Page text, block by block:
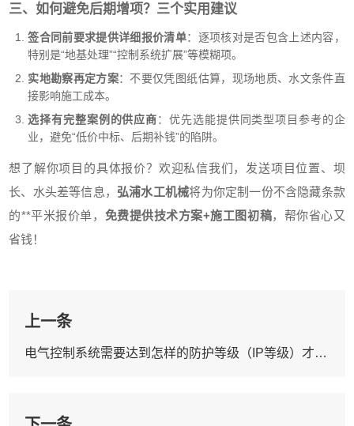
三、如何避免后期增项？三个实用建议
签合同前要求提供详细报价清单：逐项核对是否包含上述内容，
特别是“地基处理”“控制系统扩展”等模糊项。
实地勘察再定方案：不要仅凭图纸估算，现场地质、水文条件直
接影响施工成本。
选择有完整案例的供应商：优先选能提供同类型项目参考的企
业，避免“低价中标、后期补钱”的陷阱。
想了解你项目的具体报价？欢迎私信我们，发送项目位置、坝
长、水头差等信息， 弘浦水工机械将为你定制一份不含隐藏条款
的**平米报价单， 免费提供技术方案+施工图初稿，帮你省心又
省钱！
上一条
电气控制系统需要达到怎样的防护等级（IP等级）才能适应户外潮湿环境？